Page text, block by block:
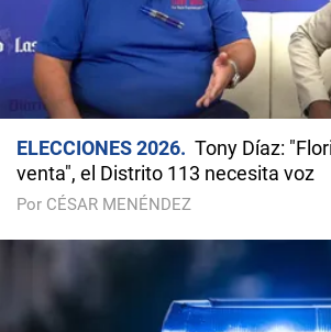
ELECCIONES 2026
Tony Díaz:
venta", el Distrito 113 necesita voz
Por CÉSAR MENÉNDEZ